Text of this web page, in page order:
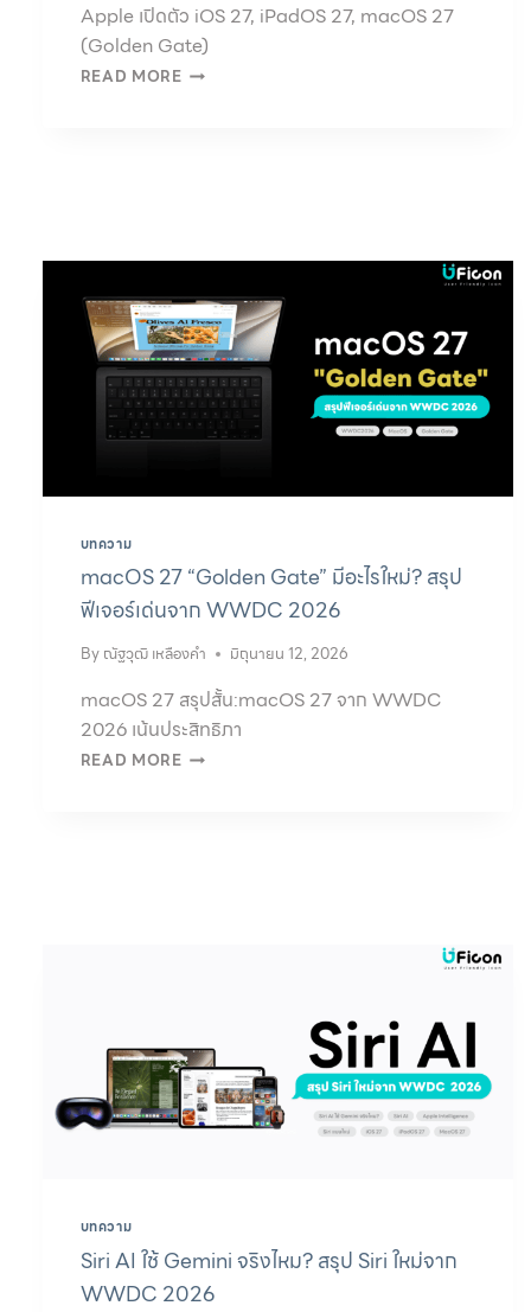
Apple เปิดตัว iOS 27, iPadOS 27, macOS 27
(Golden Gate)
READ MORE
บทความ
macOS 27 “Golden Gate” มีอะไรใหม่? สรุป
ฟีเจอร์เด่นจาก WWDC 2026
By ณัฐวุฒิ เหลืองคำ มิถุนายน 12, 2026
macOS 27 สรุปสั้น:macOS 27 จาก WWDC
2026 เน้นประสิทธิภา
READ MORE
บทความ
Siri AI ใช้ Gemini จริงไหม? สรุป Siri ใหม่จาก
WWDC 2026